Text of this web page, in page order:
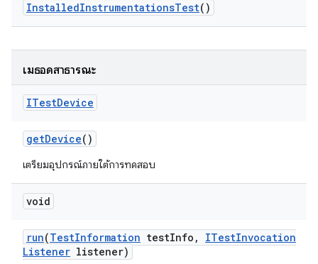
InstalledInstrumentationsTest()
เมธอดสาธารณะ
ITestDevice
getDevice()
เตรียมอุปกรณ์ภายใต้การทดสอบ
void
run(TestInformation testInfo , ITestInvocation
Listener listener)